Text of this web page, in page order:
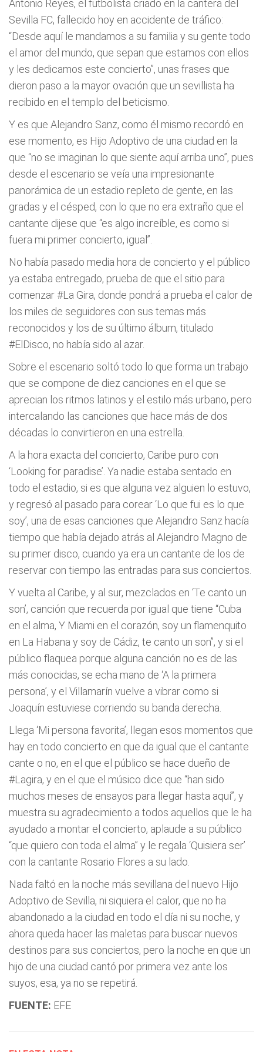
Antonio Reyes, el futbolista criado en la cantera del
Sevilla FC, fallecido hoy en accidente de tráfico:
“Desde aquí le mandamos a su familia y su gente todo
el amor del mundo, que sepan que estamos con ellos
y les dedicamos este concierto”, unas frases que
dieron paso a la mayor ovación que un sevillista ha
recibido en el templo del beticismo.
Y es que Alejandro Sanz, como él mismo recordó en
ese momento, es Hijo Adoptivo de una ciudad en la
que “no se imaginan lo que siente aquí arriba uno”, pues
desde el escenario se veía una impresionante
panorámica de un estadio repleto de gente, en las
gradas y el césped, con lo que no era extraño que el
cantante dijese que “es algo increíble, es como si
fuera mi primer concierto, igual”.
No había pasado media hora de concierto y el público
ya estaba entregado, prueba de que el sitio para
comenzar #La Gira, donde pondrá a prueba el calor de
los miles de seguidores con sus temas más
reconocidos y los de su último álbum, titulado
#ElDisco, no había sido al azar.
Sobre el escenario soltó todo lo que forma un trabajo
que se compone de diez canciones en el que se
aprecian los ritmos latinos y el estilo más urbano, pero
intercalando las canciones que hace más de dos
décadas lo convirtieron en una estrella.
A la hora exacta del concierto, Caribe puro con
‘Looking for paradise’. Ya nadie estaba sentado en
todo el estadio, si es que alguna vez alguien lo estuvo,
y regresó al pasado para corear ‘Lo que fui es lo que
soy’, una de esas canciones que Alejandro Sanz hacía
tiempo que había dejado atrás al Alejandro Magno de
su primer disco, cuando ya era un cantante de los de
reservar con tiempo las entradas para sus conciertos.
Y vuelta al Caribe, y al sur, mezclados en ‘Te canto un
son’, canción que recuerda por igual que tiene “Cuba
en el alma, Y Miami en el corazón, soy un flamenquito
en La Habana y soy de Cádiz, te canto un son”, y si el
público flaquea porque alguna canción no es de las
más conocidas, se echa mano de ‘A la primera
persona’, y el Villamarín vuelve a vibrar como si
Joaquín estuviese corriendo su banda derecha.
Llega ‘Mi persona favorita’, llegan esos momentos que
hay en todo concierto en que da igual que el cantante
cante o no, en el que el público se hace dueño de
#Lagira, y en el que el músico dice que “han sido
muchos meses de ensayos para llegar hasta aquí”, y
muestra su agradecimiento a todos aquellos que le ha
ayudado a montar el concierto, aplaude a su público
“que quiero con toda el alma” y le regala ‘Quisiera ser’
con la cantante Rosario Flores a su lado.
Nada faltó en la noche más sevillana del nuevo Hijo
Adoptivo de Sevilla, ni siquiera el calor, que no ha
abandonado a la ciudad en todo el día ni su noche, y
ahora queda hacer las maletas para buscar nuevos
destinos para sus conciertos, pero la noche en que un
hijo de una ciudad cantó por primera vez ante los
suyos, esa, ya no se repetirá.
FUENTE: EFE